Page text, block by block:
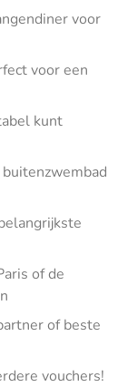
voor
voor een
kunt
of de
of beste
vouchers!